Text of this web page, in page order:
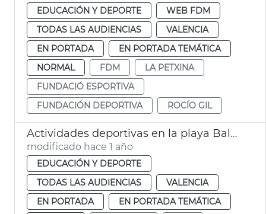
EDUCACIÓN Y DEPORTE
WEB FDM
TODAS LAS AUDIENCIAS
VALENCIA
EN PORTADA
EN PORTADA TEMÁTICA
NORMAL
FDM
LA PETXINA
FUNDACIÓ ESPORTIVA
FUNDACIÓN DEPORTIVA
ROCÍO GIL
Actividades deportivas en la playa Balance
modificado hace 1 año
EDUCACIÓN Y DEPORTE
TODAS LAS AUDIENCIAS
VALENCIA
EN PORTADA
EN PORTADA TEMÁTICA